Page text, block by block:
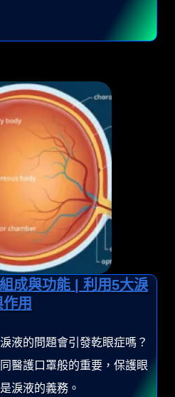
成與功能 | 利用5大淚
用
液的問題會引發乾眼症嗎？
醫護口罩般的重要，保護眼
淚液的義務。